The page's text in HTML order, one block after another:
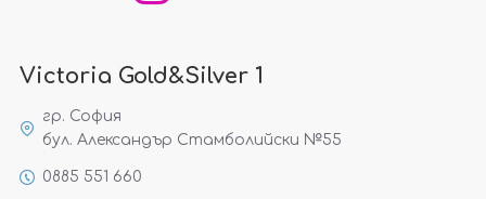
Victoria Gold&Silver 1
гр. София
бул. Александър Стамболийски №55
0885 551 660